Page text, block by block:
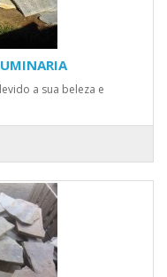
a sua beleza e